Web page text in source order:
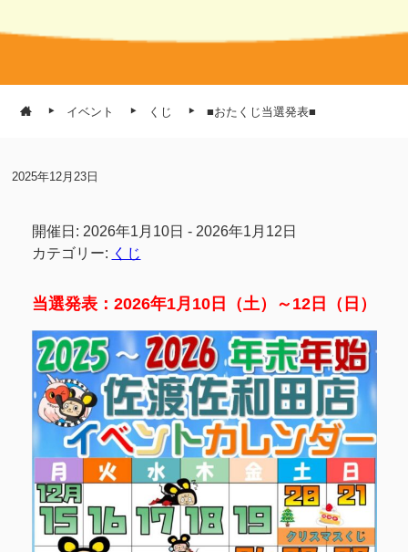
イベント くじ ■おたくじ当選発表■
2025年12月23日
開催日: 2026年1月10日 - 2026年1月12日
カテゴリー: くじ
当選発表：2026年1月10日（土）～12日（日）